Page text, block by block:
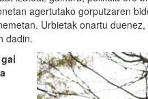
agertutako gorputzaren
Urbietak onartu
dadin.